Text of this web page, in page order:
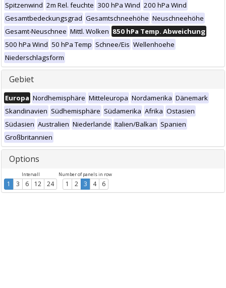
Spitzenwind 2m Rel. feuchte 300 hPa Wind 200 hPa Wind
Gesamtbedeckungsgrad Gesamtschneehöhe Neuschneehöhe
Gesamt-Neuschnee Mittl. Wolken 850 hPa Temp. Abweichung
500 hPa Wind 50 hPa Temp Schnee/Eis Wellenhoehe
Niederschlagsform
Gebiet
Europa Nordhemisphäre Mitteleuropa Nordamerika Dänemark
Skandinavien Südhemisphäre Südamerika Afrika Ostasien
Südasien Australien Niederlande Italien/Balkan Spanien
Großbritannien
Options
Intervall
1 3 6 12 24
Number of panels in row
1 2 3 4 6